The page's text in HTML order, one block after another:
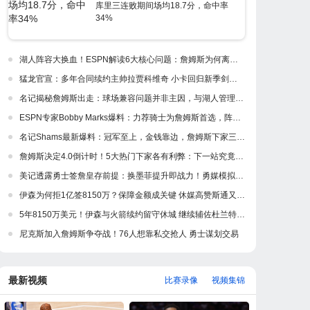
库里三连败期间场均18.7分，命中率
34%
湖人阵容大换血！ESPN解读6大核心问题：詹姆斯为何离开紫金军
猛龙官宣：多年合同续约主帅拉贾科维奇 小卡回归新季剑指冲冠
名记揭秘詹姆斯出走：球场兼容问题并非主因，与湖人管理层多年隔阂才是真正导火索
ESPN专家Bobby Marks爆料：力荐骑士为詹姆斯首选，阵容完美适配，家乡情怀加分
名记Shams最新爆料：冠军至上，金钱靠边，詹姆斯下家三强浮出水面
詹姆斯决定4.0倒计时！5大热门下家各有利弊：下一站究竟是何处？
美记透露勇士签詹皇存前提：换墨菲提升即战力！勇媒模拟5换1出3首轮
伊森为何拒1亿签8150万？保障金额成关键 休媒高赞斯通又一妙手
5年8150万美元！伊森与火箭续约留守休城 继续辅佐杜兰特冲冠
尼克斯加入詹姆斯争夺战！76人想靠私交抢人 勇士谋划交易
最新视频 视频集锦
比赛录像